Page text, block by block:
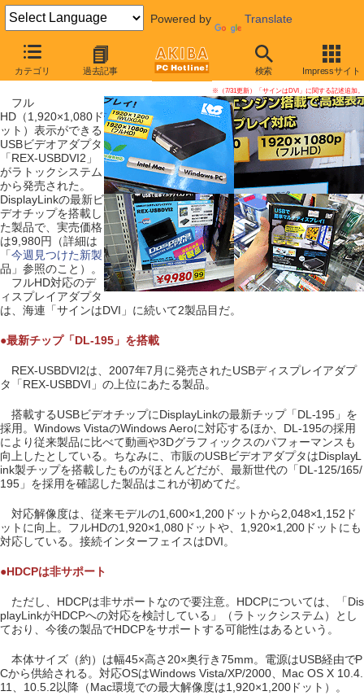
Powered by Translate
カテゴリ 過去記事 検索 Impressサイト
【 2009年8月1日号 】
フルHD対応のUSBビデオアダプタが発売、新チップ搭載
※（7/31更新）「サインはDVI」に関する記述追加。
フル
HD（1,920×1,080ド
ット）表示ができる
USBビデオアダプタ
「REX-USBDVI2」
がラトックシステム
から発売された。
DisplayLinkの最新ビ
デオチップを搭載し
た製品で、実売価格
は9,980円（詳細は
「今週見つけた新製
品」参照のこと）。
フルHD対応のデ
ィスプレイアダプタ
は、海連「サインはDVI」に続いて2製品目だ。
●最新チップ「DL-195」を搭載
REX-USBDVI2は、2007年7月に発売されたUSBディスプレイアダプ
タ「REX-USBDVI」の上位にあたる製品。
搭載するUSBビデオチップにDisplayLinkの最新チップ「DL-195」を
採用。Windows VistaのWindows Aeroに対応するほか、DL-195の採用
により従来製品に比べて動画や3Dグラフィックスのパフォーマンスも
向上したとしている。ちなみに、市販のUSBビデオアダプタはDisplayL
ink製チップを搭載したものがほとんどだが、最新世代の「DL-125/165/
195」を採用を確認した製品はこれが初めてだ。
対応解像度は、従来モデルの1,600×1,200ドットから2,048×1,152ド
ットに向上。フルHDの1,920×1,080ドットや、1,920×1,200ドットにも
対応している。接続インターフェイスはDVI。
●HDCPは非サポート
ただし、HDCPは非サポートなので要注意。HDCPについては、「Dis
playLinkがHDCPへの対応を検討している」（ラトックシステム）とし
ており、今後の製品でHDCPをサポートする可能性はあるという。
本体サイズ（約）は幅45×高さ20×奥行き75mm。電源はUSB経由でP
Cから供給される。対応OSはWindows Vista/XP/2000、Mac OS X 10.4.
11、10.5.2以降（Mac環境での最大解像度は1,920×1,200ドット）。